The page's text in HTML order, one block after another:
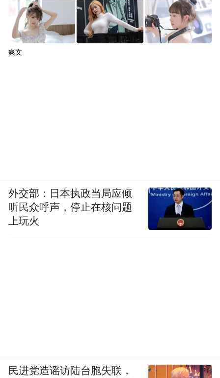
爽文
外交部：日本执政当局应倾
听民众呼声，停止在核问题
上玩火
民进党造谣访陆台胞失联，